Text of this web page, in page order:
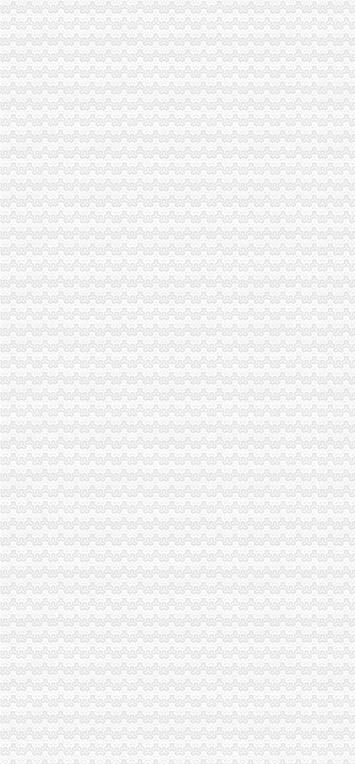
市工商局机关员交纳“殊费”0元注册公司84500元支援震救灾
九龙坡局一元注册公司流程五项举措力推招商引资工作
璧山局八塘工商所“三管齐下”0元注册公司流程对市场秩序实施有效监管
荣昌局积索建立“科所联动”免费注册公司机制
万州局大力开展专项整顿确保“六一”0元注册公司儿童节市场安全
大足局“五举措”重庆免费注册公司加干部队伍建设
荣昌局四措并举开创“守重”1元注册公司工作新局面
大足局两职工将自筹的免费注册公司灾区急需物资送往灾区
巫山局0元注册公司流程连续五年被县人大授予执法模范单位荣誉称号
万州局立足机制创新提升边远农村场镇市免费注册公司场监管质量
潼南局重庆0元注册公司六措并举 构筑食品安全防火墙
石柱局四措施维护灾后市0元注册公司场秩序成效明显
荣昌局一元注册公司流程四举措建立与监管对象联系服务机制
双桥局一元注册公司力推进商标品牌建设
市局机关员共交纳支援震救灾“殊费”1元注册公司83800元
中纪委监察部驻国家工商总局纪检组监察局调研组对我市重庆一元注册公司工
市一元注册公司流程局认真部署奥运火炬递赞助商广告宣及市场工作
江北局积组织辖区广大商户为在该区的一元注册公司流程灾区伤员捐赠急需物品
丰都局灾后监管有力市0元注册公司流程场秩序井然
石柱局有效整城南车站市1元注册公司场经营秩序
经开区局、重庆0元注册公司经开区协爱心赈灾今晨再次起航